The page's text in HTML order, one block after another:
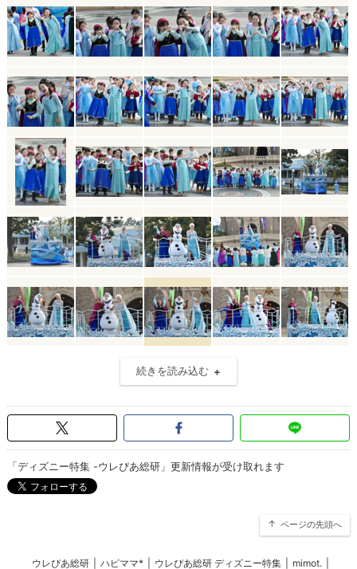
続きを読み込む
「ディズニー特集 -ウレぴあ総研」更新情報が受け取れます
ページの先頭へ
ウレぴあ総研 ハピママ* ウレぴあ総研 ディズニー特集 mimot.